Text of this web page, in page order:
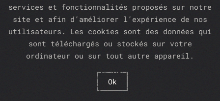
services et fonctionnalités proposés sur notre
site et afin d’améliorer l’expérience de nos
utilisateurs. Les cookies sont des données qui
sont téléchargés ou stockés sur votre
ordinateur ou sur tout autre appareil.
Ok